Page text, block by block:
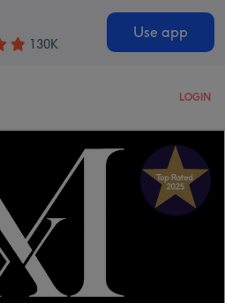
130K
Use app
LOGIN